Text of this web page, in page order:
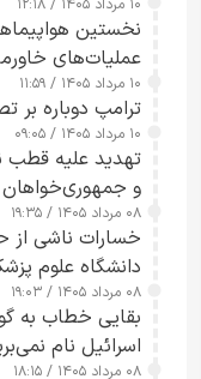
ارائه نکرد
۱۰ مرداد ۱۴۰۵ / ۱۲:۱۸
نخستین
عملیات‌های
شدند
۱۰ مرداد ۱۴۰۵ / ۱۱:۵۹
ترامپ دوباره بر
۱۰ مرداد ۱۴۰۵ / ۰۹:۰۵
تهدید علیه قطب
و جمهوری‌خواهان
۰۸ مرداد ۱۴۰۵ / ۱۹:۳۵
خسارات ناشی از
دانشگاه علوم
۰۸ مرداد ۱۴۰۵ / ۱۹:۰۳
بقایی خطاب به
اسرائیل نام
۰۸ مرداد ۱۴۰۵ / ۱۸:۱۵